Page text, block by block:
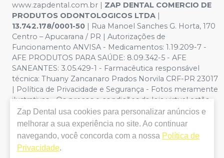
www.zapdental.com.br |
ZAP DENTAL COMERCIO DE
PRODUTOS ODONTOLOGICOS LTDA
13.742.178/0001-50 | Rua Manoel Sanches G. Horta, 170
Centro – Apucarana / PR | Autorizações de
Funcionamento ANVISA - Medicamentos: 1.19.209-7 -
AFE PRODUTOS PARA SAÚDE: 8.09.342-5 - AFE
SANEANTES: 3.05.429-1 - Farmacêutica responsável
técnica: Thuany Zancanaro Prados Norvila CRF-PR 23017
| Política de Privacidade e Segurança - Fotos meramente
ilustrativas - Os preços e condições da loja virtual estão
sujeitos a alterações. Em caso de divergência de preços
no site, o valor válido é o do Carrinho de Compra. Não
vendemos por atacado, por isso nos reservamos o
direito de não atender compras de grandes volumes
pelo site.
Zap Dental usa cookies para personalizar anúncios e
melhorar a sua experiência no site. Ao continuar
navegando, você concorda com a nossa Política de
Privacidade.